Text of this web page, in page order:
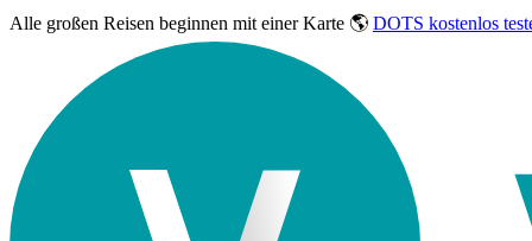
Alle großen Reisen beginnen mit einer Karte 🌎 DOTS kostenlos